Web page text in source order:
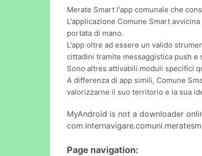
Merate Smart l'app comunale che
L'applicazione Comune Smart
portata di mano.
L'app oltre ad essere un valido
cittadini tramite messaggistica push e
Sono altres attivabili moduli specifici
A differenza di app simili, Comune
valorizzarne il suo territorio e la sua
MyAndroid is not a downloader
Page navigation: